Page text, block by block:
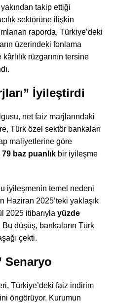
takip ettiği
sektörüne ilişkin
raporda, Türkiye’deki
üzerindeki fonlama
kârlılık rüzgarının tersine
İyileştirdi
net faiz marjlarındaki
Türk özel sektör bankaları
maliyetlerine göre
79 baz puanlık bir iyileşme
iyileşmenin temel nedeni
Haziran 2025’teki yaklaşık
2025 itibarıyla yüzde
düşüş, bankaların Türk
çekti.
Senaryo
Türkiye’deki faiz indirim
öngörüyor. Kurumun